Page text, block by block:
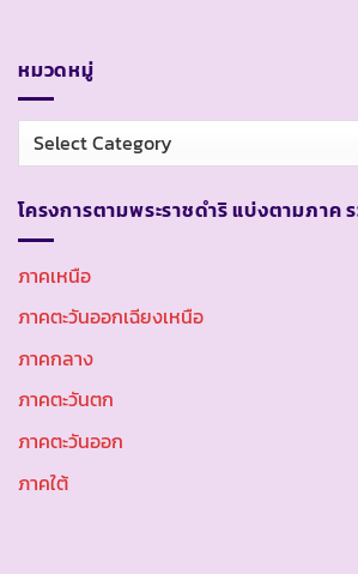
หมวดหมู่
หมวด
หมู่
โครงการตามพระราชดำริ แบ่งตามภาค
ภาคเหนือ
ภาคตะวันออกเฉียงเหนือ
ภาคกลาง
ภาคตะวันตก
ภาคตะวันออก
ภาคใต้